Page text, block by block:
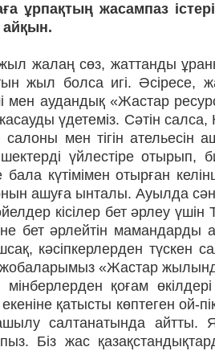
ұрпақтың жасампаз
айқын.
жалаң сөз, жаттанды
жыл болса игі.
мен аудандық «Жастар
үдетеміз. Сәтін
мен тігін ательесін
үйлестіре отырып,
күтімімен отырған
ашуға ынталы. Ауылда
кісілер бет әрлеу үшін
бет әрлейтін мамандарды
кәсіпкерлерден түскен
«Жастар
қоғам
қатысты көптеген ой-
салтанатында айтты.
Біз жас